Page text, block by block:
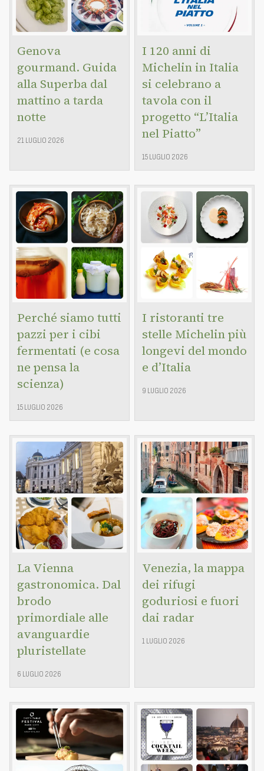
Genova
gourmand. Guida
alla Superba dal
mattino a tarda
notte
21 LUGLIO 2026
I 120 anni di
Michelin in Italia
si celebrano a
tavola con il
progetto “L’Italia
nel Piatto”
15 LUGLIO 2026
Perché siamo tutti
pazzi per i cibi
fermentati (e cosa
ne pensa la
scienza)
15 LUGLIO 2026
I ristoranti tre
stelle Michelin più
longevi del mondo
e d’Italia
9 LUGLIO 2026
La Vienna
gastronomica. Dal
brodo
primordiale alle
avanguardie
pluristellate
6 LUGLIO 2026
Venezia, la mappa
dei rifugi
goduriosi e fuori
dai radar
1 LUGLIO 2026